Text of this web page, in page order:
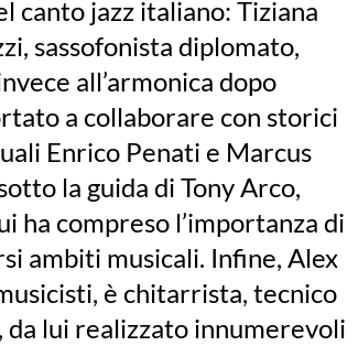
canto jazz italiano: Tiziana
sassofonista diplomato,
all’armonica dopo
a collaborare con storici
Enrico Penati e Marcus
la guida di Tony Arco,
ha compreso l’importanza di
ambiti musicali. Infine, Alex
è chitarrista, tecnico
lui realizzato innumerevoli